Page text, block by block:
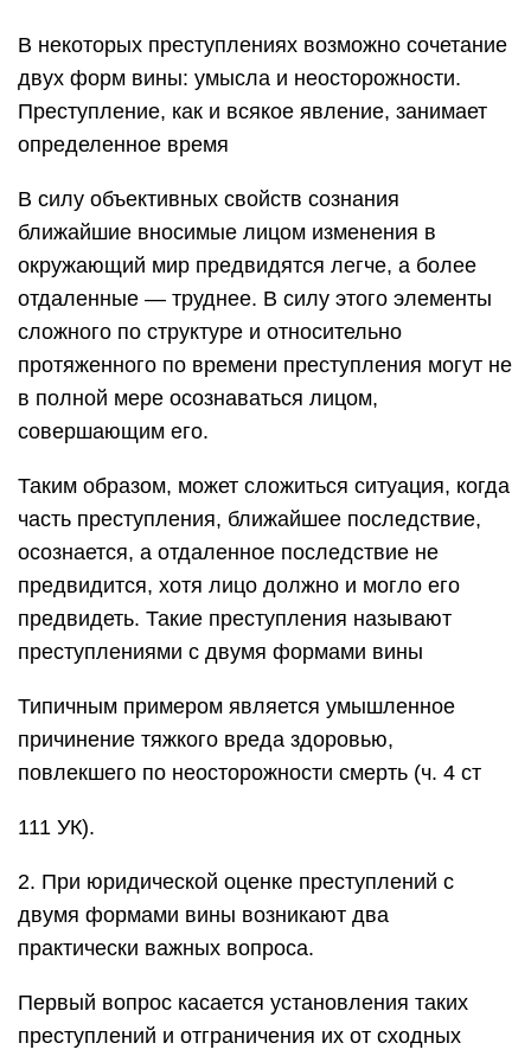
В некоторых преступлениях возможно сочетание
двух форм вины: умысла и неосторожности.
Преступление, как и всякое явление, занимает
определенное время
В силу объективных свойств сознания
ближайшие вносимые лицом изменения в
окружающий мир предвидятся легче, а более
отдаленные — труднее. В силу этого элементы
сложного по структуре и относительно
протяженного по времени преступления могут не
в полной мере осознаваться лицом,
совершающим его.
Таким образом, может сложиться ситуация, когда
часть преступления, ближайшее последствие,
осознается, а отдаленное последствие не
предвидится, хотя лицо должно и могло его
предвидеть. Такие преступления называют
преступлениями с двумя формами вины
Типичным примером является умышленное
причинение тяжкого вреда здоровью,
повлекшего по неосторожности смерть (ч. 4 ст
111 УК).
2. При юридической оценке преступлений с
двумя формами вины возникают два
практически важных вопроса.
Первый вопрос касается установления таких
преступлений и отграничения их от сходных